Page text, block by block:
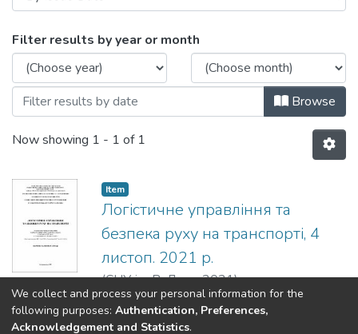
Browsing Логістичне управління та
Filter results by year or month
Browse
Now showing 1 - 1 of 1
Item
Логістичне управління та
безпека руху на транспорті, 4
листоп. 2021 р.
(СНУ ім. В. Даля,2021)
We collect and process your personal information for the
following purposes: Authentication, Preferences,
Acknowledgement and Statistics.